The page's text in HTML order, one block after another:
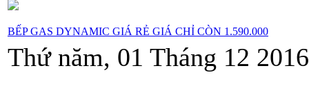
BẾP GAS DYNAMIC GIÁ RẺ GIÁ CHỈ CÒN 1.590.000
Thứ năm, 01 Tháng 12